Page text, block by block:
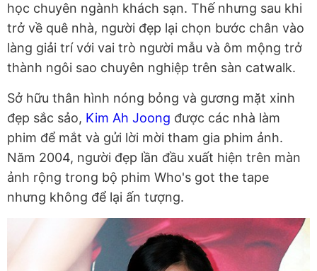
học chuyên ngành khách sạn. Thế nhưng sau khi
trở về quê nhà, người đẹp lại chọn bước chân vào
làng giải trí với vai trò người mẫu và ôm mộng trở
thành ngôi sao chuyên nghiệp trên sàn catwalk.
Sở hữu thân hình nóng bỏng và gương mặt xinh
đẹp sắc sảo, Kim Ah Joong được các nhà làm
phim để mắt và gửi lời mời tham gia phim ảnh.
Năm 2004, người đẹp lần đầu xuất hiện trên màn
ảnh rộng trong bộ phim Who's got the tape
nhưng không để lại ấn tượng.